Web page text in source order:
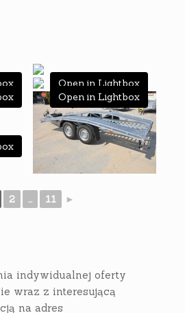
Open in Lightbox
Open in Lightbox
2 ... 11 ►
indywidualnej oferty
wraz z interesującą
na adres